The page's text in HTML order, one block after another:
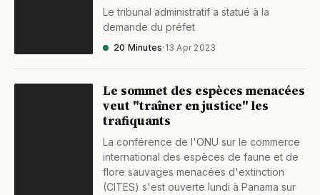
Le tribunal administratif a statué à la
demande du préfet
20 Minutes· 13 Apr 2023
Le sommet des espèces menacées
veut "traîner en justice" les
trafiquants
La conférence de l'ONU sur le commerce
international des espèces de faune et de
flore sauvages menacées d'extinction
(CITES) s'est ouverte lundi à Panama sur